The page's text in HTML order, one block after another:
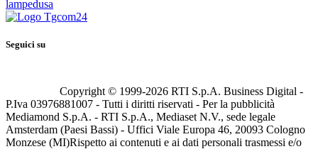
lampedusa
Seguici su
Copyright © 1999-2026 RTI S.p.A. Business Digital -
P.Iva 03976881007 - Tutti i diritti riservati - Per la pubblicità
Mediamond S.p.A. - RTI S.p.A., Mediaset N.V., sede legale
Amsterdam (Paesi Bassi) - Uffici Viale Europa 46, 20093 Cologno
Monzese (MI)Rispetto ai contenuti e ai dati personali trasmessi e/o